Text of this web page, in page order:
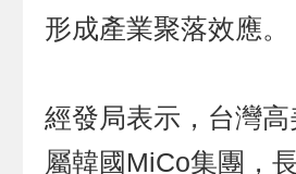
形成產業聚落效應。
經發局表示，台灣
屬韓國MiCo集團，